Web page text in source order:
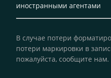
иностранными агентами
В случае потери
потери маркировки в
пожалуйста, сообщите нам.